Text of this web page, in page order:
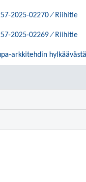
2025-02270 ⁄ Riihitie
2025-02269 ⁄ Riihitie
arkkitehdin